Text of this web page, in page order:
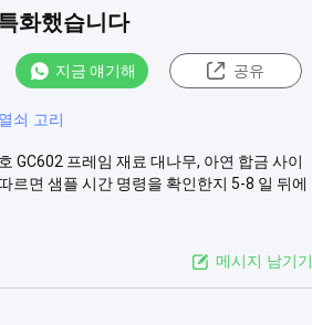
화했습니다
지금 얘기해 공유
쇠 고리
GC602 프레임 재료 대나무, 아연 합금 사이
르면 샘플 시간 명령을 확인한지 5-8 일 뒤에
메시지 남기기